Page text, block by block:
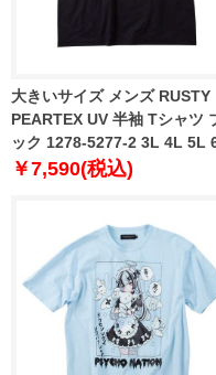
大きいサイズ メンズ RUSTY
PEARTEX UV 半袖 Tシャツ
ック 1278-5277-2 3L 4L 5L
￥7,590(税込)